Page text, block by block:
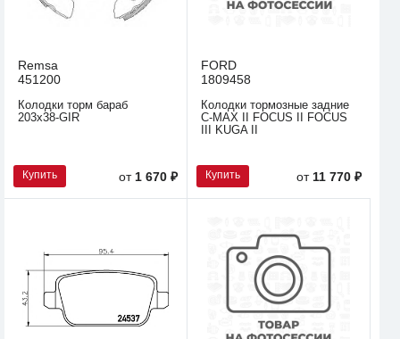
Remsa
451200
Колодки торм бараб
203x38-GIR
Купить от1 670 ₽
FORD
1809458
Колодки тормозные задние
C-MAX II FOCUS II FOCUS
III KUGA II
Купить от11 770 ₽